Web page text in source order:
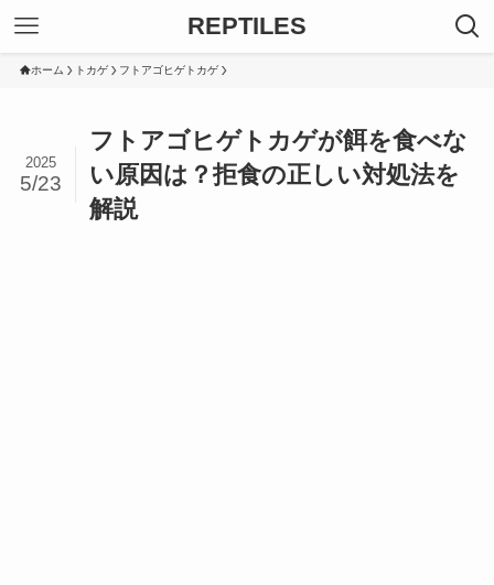
REPTILES
ホーム トカゲ フトアゴヒゲトカゲ
フトアゴヒゲトカゲが餌を食べな
い原因は？拒食の正しい対処法を
解説
2025
5/23